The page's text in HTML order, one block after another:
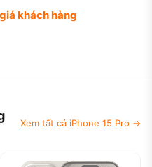
khách hàng
Xem tất cả iPhone 15 Pro →